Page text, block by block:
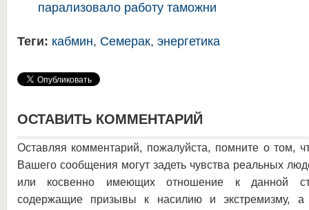
парализовало работу таможни
Теги: кабмин, Семерак, энергетика
ОСТАВИТЬ КОММЕНТАРИЙ
Оставляя комментарий, пожалуйста, помните о том,
Вашего сообщения могут задеть чувства реальных
или косвенно имеющих отношение к данной
содержащие призывы к насилию и экстремизму, а